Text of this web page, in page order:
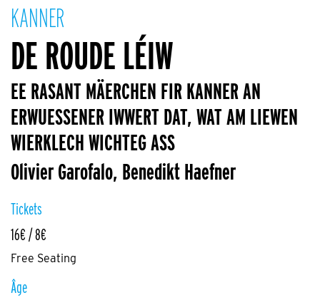
KANNER
DE ROUDE LÉIW
EE RASANT MÄERCHEN FIR KANNER AN
ERWUESSENER IWWERT DAT, WAT AM LIEWEN
WIERKLECH WICHTEG ASS
Olivier Garofalo, Benedikt Haefner
Tickets
16€ / 8€
Free Seating
Âge